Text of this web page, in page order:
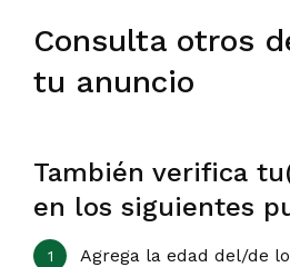
Consulta otros
tu anuncio
También verifica
en los siguientes
Agrega la edad del/de